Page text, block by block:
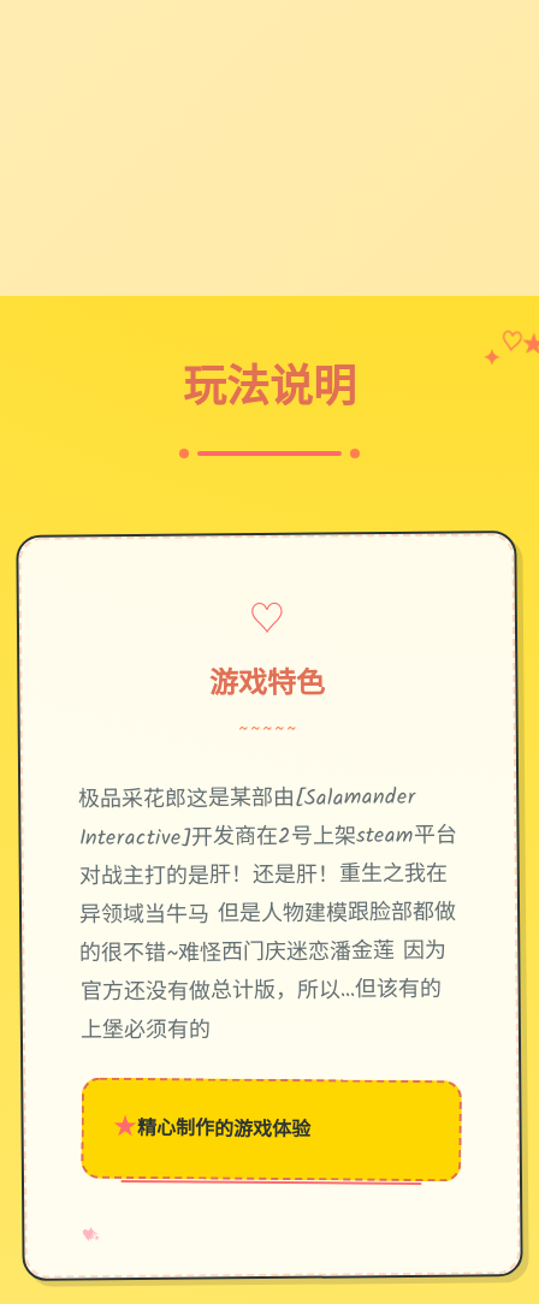
玩法说明
✦ ♡
♡
游戏特色
~~~~~
极品采花郎这是某部由[Salamander
Interactive]开发商在2号上架steam平台
对战主打的是肝！还是肝！重生之我在
异领域当牛马 但是人物建模跟脸部都做
的很不错~难怪西门庆迷恋潘金莲 因为
官方还没有做总计版，所以…但该有的
上堡必须有的
★精心制作的游戏体验
♥
✧
→